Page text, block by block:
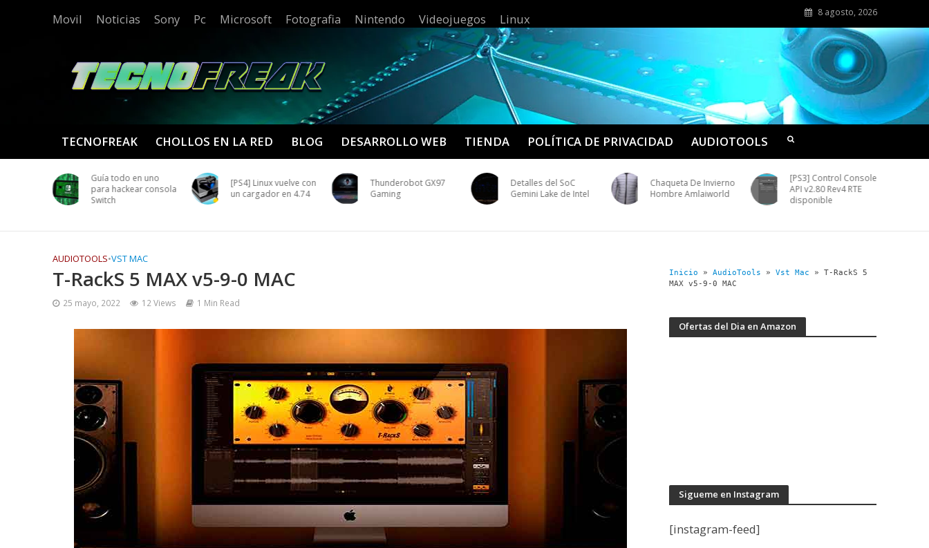
Movil Noticias Sony Pc Microsoft Fotografia Nintendo Videojuegos Linux 8 agosto, 2026
TECNOFREAK CHOLLOS EN LA RED BLOG DESARROLLO WEB TIENDA POLÍTICA DE PRIVACIDAD AUDIOTOOLS
Guía todo en uno
para hackear consola
Switch
[PS4] Linux vuelve con
un cargador en 4.74
Thunderobot GX97
Gaming
Detalles del SoC
Gemini Lake de Intel
Chaqueta De Invierno
Hombre Amlaiworld
[PS3] Control Console
API v2.80 Rev4 RTE
disponible
AUDIOTOOLS•VST MAC
T-RackS 5 MAX v5-9-0 MAC
25 mayo, 2022 12 Views 1 Min Read
Inicio » AudioTools » Vst Mac » T-RackS 5
MAX v5-9-0 MAC
Ofertas del Dia en Amazon
Sigueme en Instagram
[instagram-feed]